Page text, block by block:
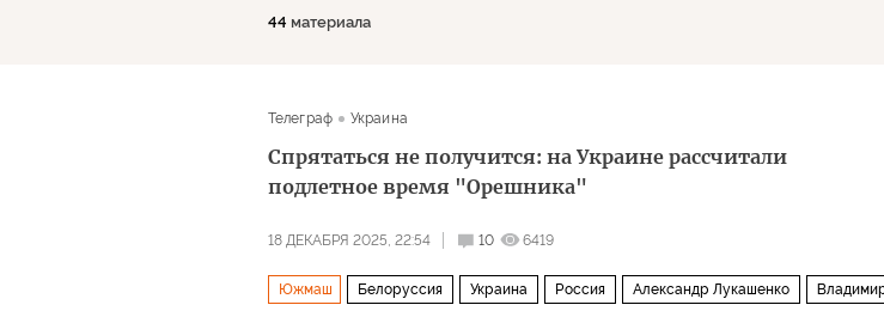
44 материала
Телеграф Украина
Спрятаться не получится: на Украине рассчитали
подлетное время "Орешника"
18 ДЕКАБРЯ 2025, 22:54 10 6419
Южмаш Белоруссия Украина Россия Александр Лукашенко